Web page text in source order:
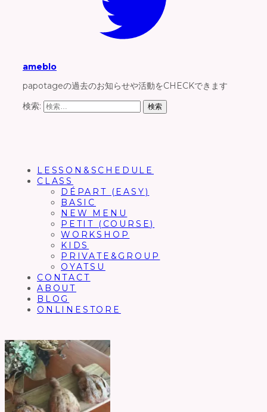
ameblo
papotageの過去のお知らせや活動をCHECKできます
検索:
LESSON&SCHEDULE
CLASS
DÉPART (EASY)
BASIC
NEW MENU
PETIT (COURSE)
WORKSHOP
KIDS
PRIVATE&GROUP
OYATSU
CONTACT
ABOUT
BLOG
ONLINESTORE